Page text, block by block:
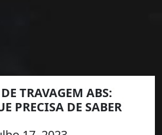
TRAVAGEM ABS:
PRECISA DE SABER